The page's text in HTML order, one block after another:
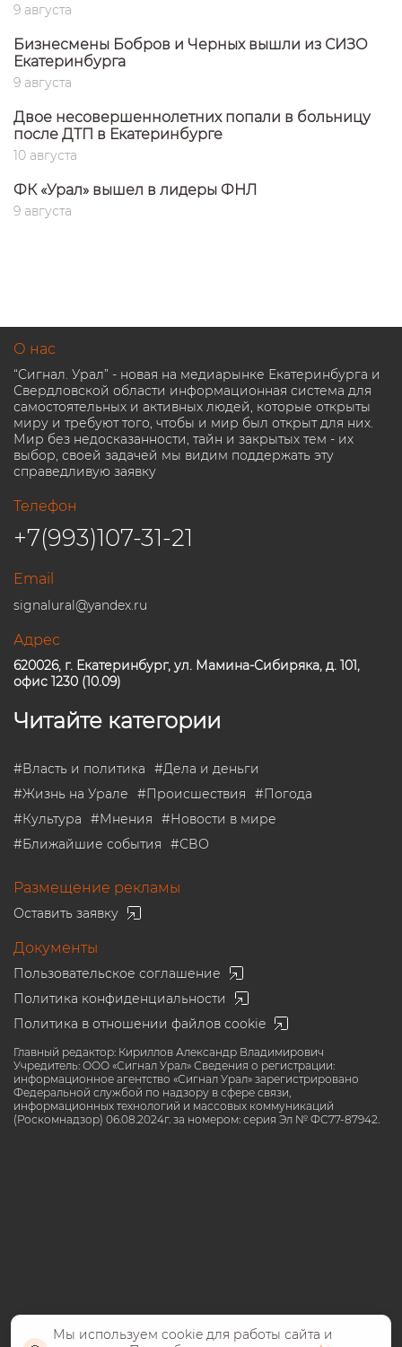
9 августа
Бизнесмены Бобров и Черных вышли из СИЗО
Екатеринбурга
9 августа
Двое несовершеннолетних попали в больницу
после ДТП в Екатеринбурге
10 августа
ФК «Урал» вышел в лидеры ФНЛ
9 августа
О нас
“Сигнал. Урал” - новая на медиарынке Екатеринбурга и
Свердловской области информационная система для
самостоятельных и активных людей, которые открыты
миру и требуют того, чтобы и мир был открыт для них.
Мир без недосказанности, тайн и закрытых тем - их
выбор, своей задачей мы видим поддержать эту
справедливую заявку
Телефон
+7(993)107-31-21
Email
signalural@yandex.ru
Адрес
620026, г. Екатеринбург, ул. Мамина-Сибиряка, д. 101,
офис 1230 (10.09)
Читайте категории
#Власть и политика #Дела и деньги
#Жизнь на Урале #Происшествия #Погода
#Культура #Мнения #Новости в мире
#Ближайшие события #СВО
Размещение рекламы
Оставить заявку
Документы
Пользовательское соглашение
Политика конфиденциальности
Политика в отношении файлов cookie
Главный редактор: Кириллов Александр Владимирович
Учредитель: ООО «Сигнал Урал» Сведения о регистрации:
информационное агентство «Сигнал Урал» зарегистрировано
Федеральной службой по надзору в сфере связи,
информационных технологий и массовых коммуникаций
(Роскомнадзор) 06.08.2024г. за номером: серия Эл № ФС77-87942.
Мы используем cookie для работы сайта и